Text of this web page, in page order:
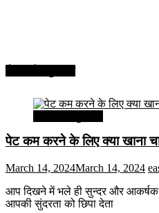
पेट कम करने के लिए क्या खाना
March 14, 2024March 14, 2024
आप दिखने में भले ही सुन्दर और आकर्षक
आपकी सुंदरता को छिपा देता